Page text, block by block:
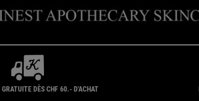
GRATUITE DÈS CHF 60.- D'ACHAT